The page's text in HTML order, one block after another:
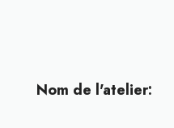
Nom de l'atelier: